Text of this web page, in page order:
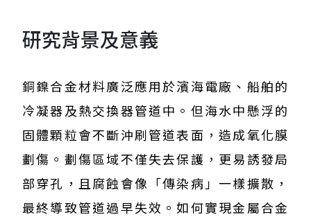
研究背景及意義
銅鎳合金材料廣泛應用於濱海電廠、船舶的
冷凝器及熱交換器管道中。但海水中懸浮的
固體顆粒會不斷沖刷管道表面，造成氧化膜
劃傷。劃傷區域不僅失去保護，更易誘發局
部穿孔，且腐蝕會像「傳染病」一樣擴散，
最終導致管道過早失效。如何實現金屬合金